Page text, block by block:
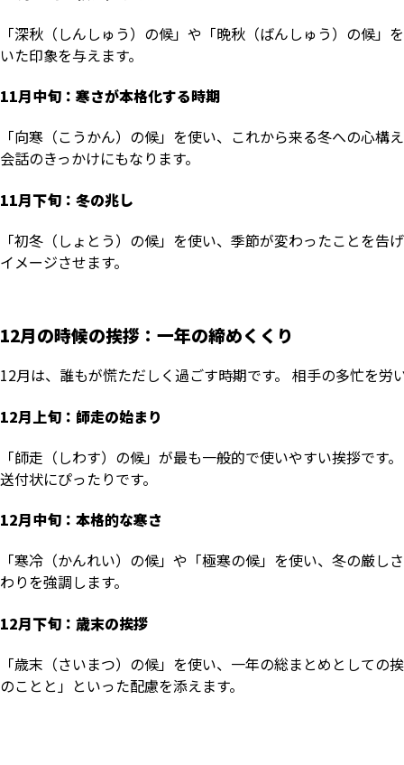
「深秋（しんしゅう）の候」や「晩秋（ばんしゅう）の候
いた印象を与えます。
11月中旬：寒さが本格化する時期
「向寒（こうかん）の候」を使い、これから来る冬への心
会話のきっかけにもなります。
11月下旬：冬の兆し
「初冬（しょとう）の候」を使い、季節が変わったことを
イメージさせます。
12月の時候の挨拶：一年の締めくくり
12月は、誰もが慌ただしく過ごす時期です。 相手の多忙を労
12月上旬：師走の始まり
「師走（しわす）の候」が最も一般的で使いやすい挨拶で
送付状にぴったりです。
12月中旬：本格的な寒さ
「寒冷（かんれい）の候」や「極寒の候」を使い、冬の厳
わりを強調します。
12月下旬：歳末の挨拶
「歳末（さいまつ）の候」を使い、一年の総まとめとして
のことと」といった配慮を添えます。